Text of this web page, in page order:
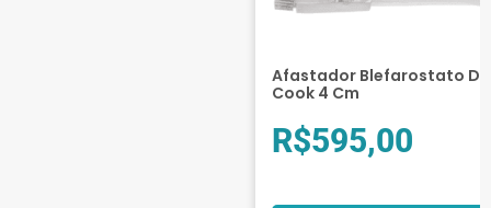
Afastador Blefarostato De
Cook 4 Cm
R$595,00